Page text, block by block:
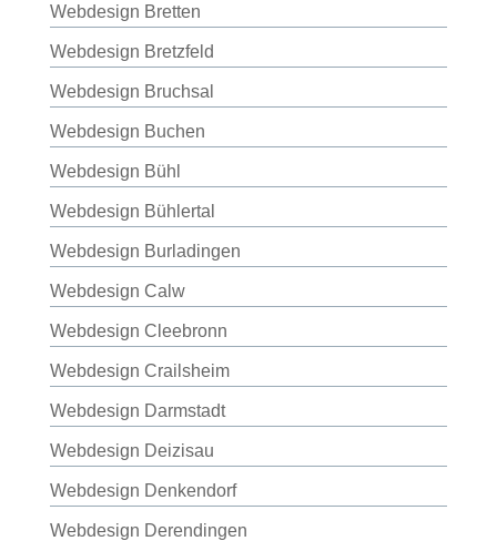
Webdesign Bretten
Webdesign Bretzfeld
Webdesign Bruchsal
Webdesign Buchen
Webdesign Bühl
Webdesign Bühlertal
Webdesign Burladingen
Webdesign Calw
Webdesign Cleebronn
Webdesign Crailsheim
Webdesign Darmstadt
Webdesign Deizisau
Webdesign Denkendorf
Webdesign Derendingen